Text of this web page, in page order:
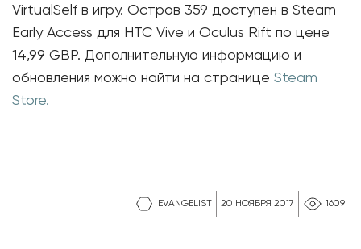
EVANGELIST 20 НОЯБРЯ 2017 1609
VirtualSelf в игру. Остров 359 доступен в Steam
Early Access для HTC Vive и Oculus Rift по цене
14,99 GBP. Дополнительную информацию и
обновления можно найти на странице Steam
Store.